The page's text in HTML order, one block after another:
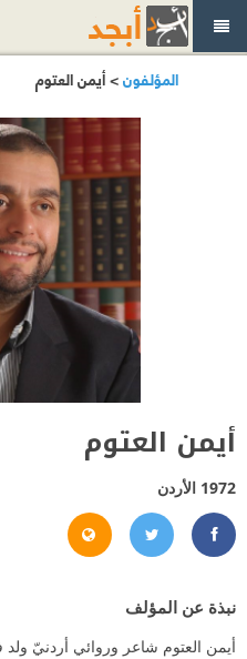
المؤلفون> أيمن العتوم
أيمن العتوم
1972 الأردن
ayman.otoom
AymanOtoom
نبذة عن المؤلف